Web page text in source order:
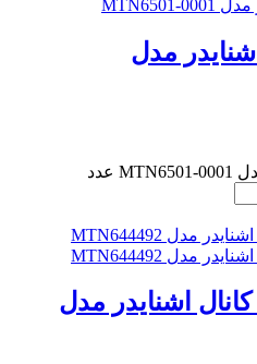
سرور Umotion اشنایدر مدل
ورودی دیجیتال ۴ کانال اشنایدر مدل